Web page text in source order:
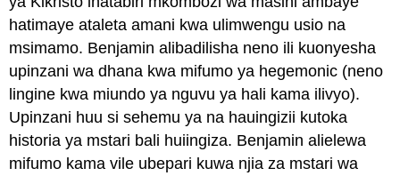
hatimaye ataleta amani kwa ulimwengu usio na
msimamo. Benjamin alibadilisha neno ili kuonyesha
upinzani wa dhana kwa mifumo ya hegemonic (neno
lingine kwa miundo ya nguvu ya hali kama ilivyo).
Upinzani huu si sehemu ya na hauingizii kutoka
historia ya mstari bali huiingiza. Benjamin alielewa
mifumo kama vile ubepari kuwa njia za mstari wa